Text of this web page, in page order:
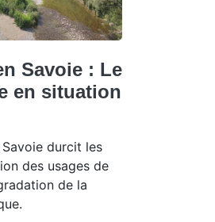
Savoie : Le
en situation
durcit les
des usages de
de la